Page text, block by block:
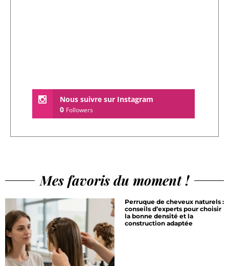
Nous suivre sur Instagram
0 Followers
Mes favoris du moment !
Perruque de cheveux naturels :
conseils d’experts pour choisir
la bonne densité et la
construction adaptée